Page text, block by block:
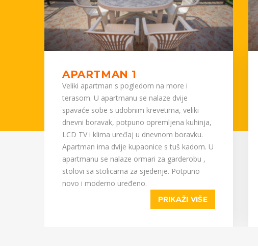
APARTMAN 1
Veliki apartman s pogledom na more i
terasom. U apartmanu se nalaze dvije
spavaće sobe s udobnim krevetima, veliki
dnevni boravak, potpuno opremljena kuhinja,
LCD TV i klima uređaj u dnevnom boravku.
Apartman ima dvije kupaonice s tuš kadom. U
apartmanu se nalaze ormari za garderobu ,
stolovi sa stolicama za sjedenje. Potpuno
novo i moderno uređeno.
PRIKAŽI VIŠE